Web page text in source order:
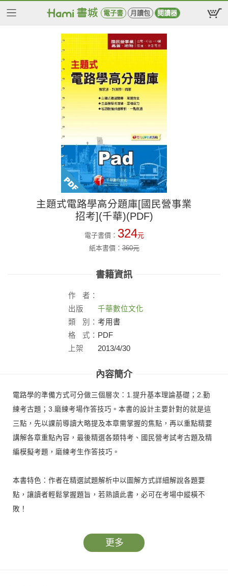
電子書 月讀包 閱讀器
主題式電路學高分題庫[國民營事業
招考](千華)(PDF)
電子書價： 324元
紙本書價：360元
書籍資訊
作
者：
出版
社：
千華數位文化
類
別： 考用書
格
式： PDF
上架
2013/4/30
內容簡介
電路學的準備方式可分做三個層次：1.提升基本理論基礎；2.勤
練考古題；3.磨練考場作答技巧。本書的設計主要針對的就是這
三點，先以課前導讀大略提及本章需掌握的焦點，再以重點精要
講解各章重點內容，最後精選各類特考、國民營考試考古題及精
編模擬考題，磨練考生作答技巧。
本書特色：作者在精選試題解析中以圖解方式詳細解說各題要
點，讓讀者輕鬆掌握題旨，若熟讀此書，必可在考場中縱橫不
敗！
更多